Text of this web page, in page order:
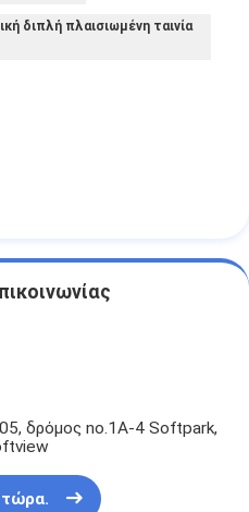
διπλή πλαισιωμένη ταινία
δρόμος no.1A-4 Softpark,